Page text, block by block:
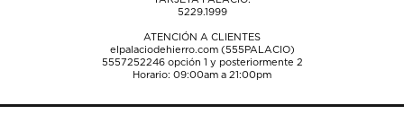
5229.1999
ATENCIÓN A CLIENTES
elpalaciodehierro.com (555PALACIO)
5557252246opción 1 y posteriormente 2
Horario: 09:00am a 21:00pm